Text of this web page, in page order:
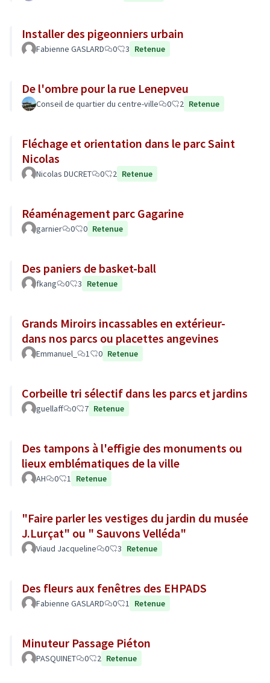
Installer des pigeonniers urbain
Fabienne GASLARD 0 3 Retenue
De l'ombre pour la rue Lenepveu
Conseil de quartier du centre-ville 0 2 Retenue
Fléchage et orientation dans le parc Saint
Nicolas
Nicolas DUCRET 0 2 Retenue
Réaménagement parc Gagarine
garnier 0 0 Retenue
Des paniers de basket-ball
fkang 0 3 Retenue
Grands Miroirs incassables en extérieur-
dans nos parcs ou placettes angevines
Emmanuel_ 1 0 Retenue
Corbeille tri sélectif dans les parcs et jardins
guellaff 0 7 Retenue
Des tampons à l'effigie des monuments ou
lieux emblématiques de la ville
AH 0 1 Retenue
"Faire parler les vestiges du jardin du musée
J.Lurçat" ou " Sauvons Velléda"
Viaud Jacqueline 0 3 Retenue
Des fleurs aux fenêtres des EHPADS
Fabienne GASLARD 0 1 Retenue
Minuteur Passage Piéton
PASQUINET 0 2 Retenue